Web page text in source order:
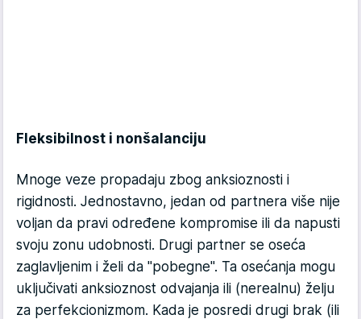
Fleksibilnost i nonšalanciju
Mnoge veze propadaju zbog anksioznosti i
rigidnosti. Jednostavno, jedan od partnera više nije
voljan da pravi određene kompromise ili da napusti
svoju zonu udobnosti. Drugi partner se oseća
zaglavljenim i želi da "pobegne". Ta osećanja mogu
uključivati anksioznost odvajanja ili (nerealnu) želju
za perfekcionizmom. Kada je posredi drugi brak (ili